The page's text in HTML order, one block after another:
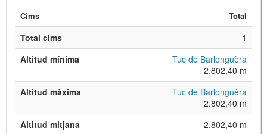
JS library for interactive maps
CC BY-SH 4.0
Cims Total
Total cims
1
Altitud mínima
Tuc de Barlonguèra
2.802,40 m
Altitud màxima
Tuc de Barlonguèra
2.802,40 m
Altitud mitjana
2.802,40 m